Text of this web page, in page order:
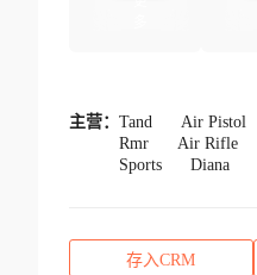
主营： Tand Air Pistol
Rmr
Air Rifle
Sports
Diana
存入CRM